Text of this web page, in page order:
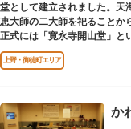
堂として建立されました。天
恵大師の二大師を祀ることか
正式には「寛永寺開山堂」と
財に指定されています。
上野・御徒町エリア
か